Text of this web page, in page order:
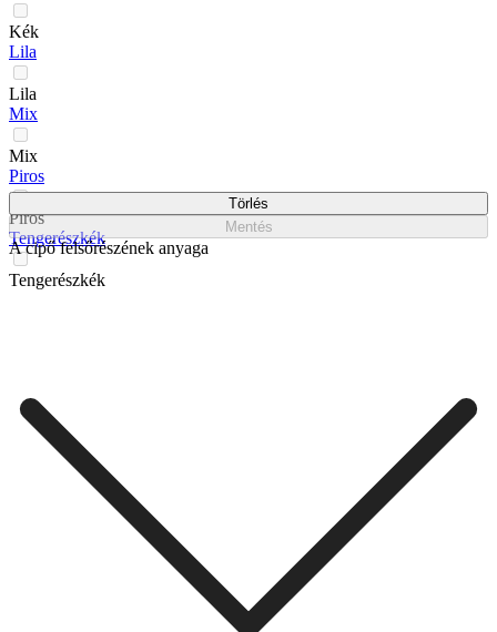
Kék
Lila
Lila
Mix
Mix
Piros
Piros
Tengerészkék
Tengerészkék
Törlés
Mentés
A cipő felsőrészének anyaga